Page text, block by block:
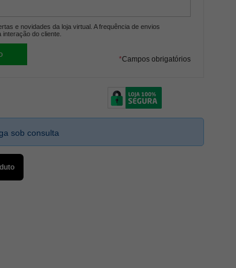
e novidades da loja virtual. A frequência de envios
do cliente.
*Campos obrigatórios
sob consulta